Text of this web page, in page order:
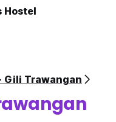
Hostel
Gili Trawangan